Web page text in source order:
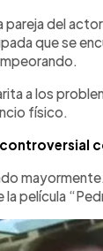
pareja del
que se
a los
físico.
película